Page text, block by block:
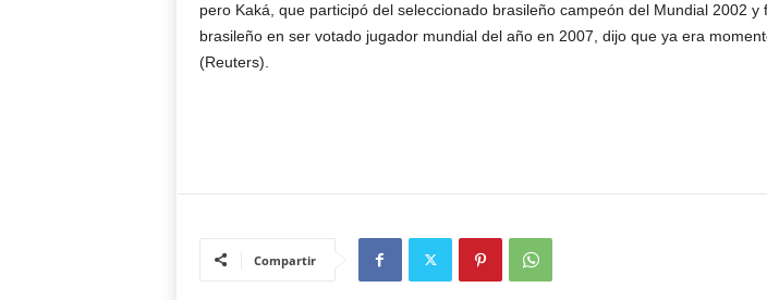
pero Kaká, que participó del seleccionado brasileño campeón del Mundial 2002 y
brasileño en ser votado jugador mundial del año en 2007, dijo que ya era
(Reuters).
Compartir